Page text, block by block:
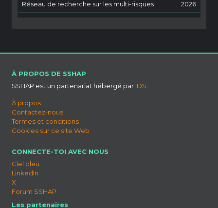
Réseau de recherche sur les multi-risques
2026
À PROPOS DE SSHAP
SSHAP est un partenariat hébergé par IDS
À propos
Contactez-nous
Termes et conditions
Cookies sur ce site Web
CONNECTE-TOI AVEC NOUS
Ciel bleu
LinkedIn
X
Forum SSHAP
Les partenaires